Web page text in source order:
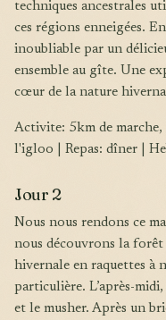
techniques ancestrales
ces régions enneigées.
inoubliable par un
ensemble au gîte. Une
cœur de la nature
Activite: 5km de marche, 1h30 de marche et construction de
l'igloo | Repas: dîner |
Jour 2
Nous nous rendons ce matin à Saint-François-de-Sales, où
nous découvrons la forêt
hivernale en raquettes à
particulière. L’après-
et le musher. Après un